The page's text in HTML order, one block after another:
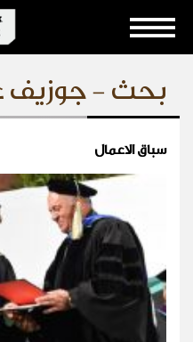
بحث -
سباق الاعمال